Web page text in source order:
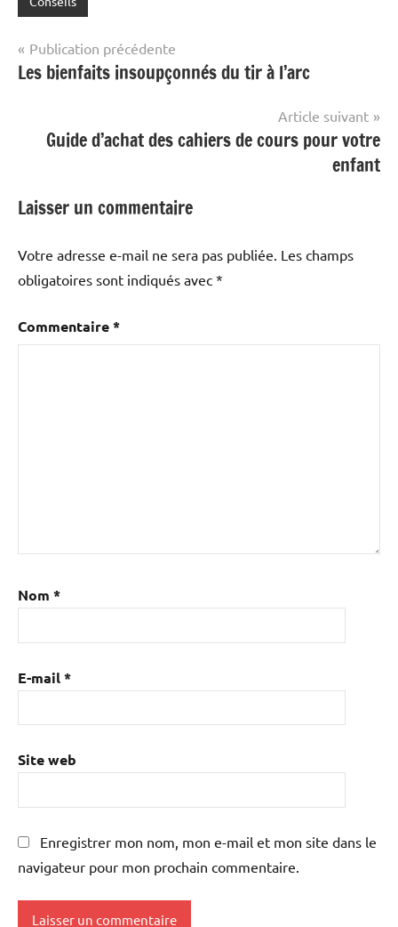
Navigation
de
Publication précédente
Les bienfaits insoupçonnés du tir à l’arc
Article suivant
Guide d’achat des cahiers de cours pour votre
enfant
Laisser un commentaire
Votre adresse e-mail ne sera pas publiée. Les champs
obligatoires sont indiqués avec *
Commentaire*
Nom *
E-mail*
Site web
Enregistrer mon nom, mon e-mail et mon site dans le
navigateur pour mon prochain commentaire.